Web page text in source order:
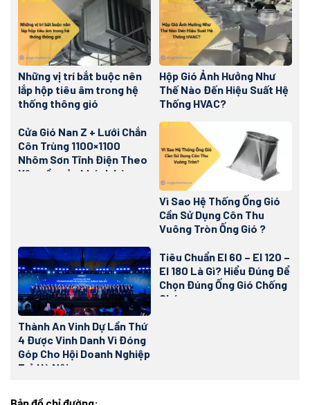
Những vị trí bắt buộc nên
lắp hộp tiêu âm trong hệ
thống thông gió
Hộp Gió Ảnh Hưởng Như
Thế Nào Đến Hiệu Suất Hệ
Thống HVAC?
Cửa Gió Nan Z + Lưới Chắn
Côn Trùng 1100×1100
Nhôm Sơn Tĩnh Điện Theo
Yêu cầu của khách hàng
Vì Sao Hệ Thống Ống Gió
Cần Sử Dụng Côn Thu
Vuông Tròn Ống Gió ?
Thành An Vinh Dự Lần Thứ
4 Được Vinh Danh Vì Đóng
Góp Cho Hội Doanh Nghiệp
Trẻ Hà Nội
Tiêu Chuẩn EI 60 – EI 120 –
EI 180 Là Gì? Hiểu Đúng Để
Chọn Đúng Ống Gió Chống
Cháy